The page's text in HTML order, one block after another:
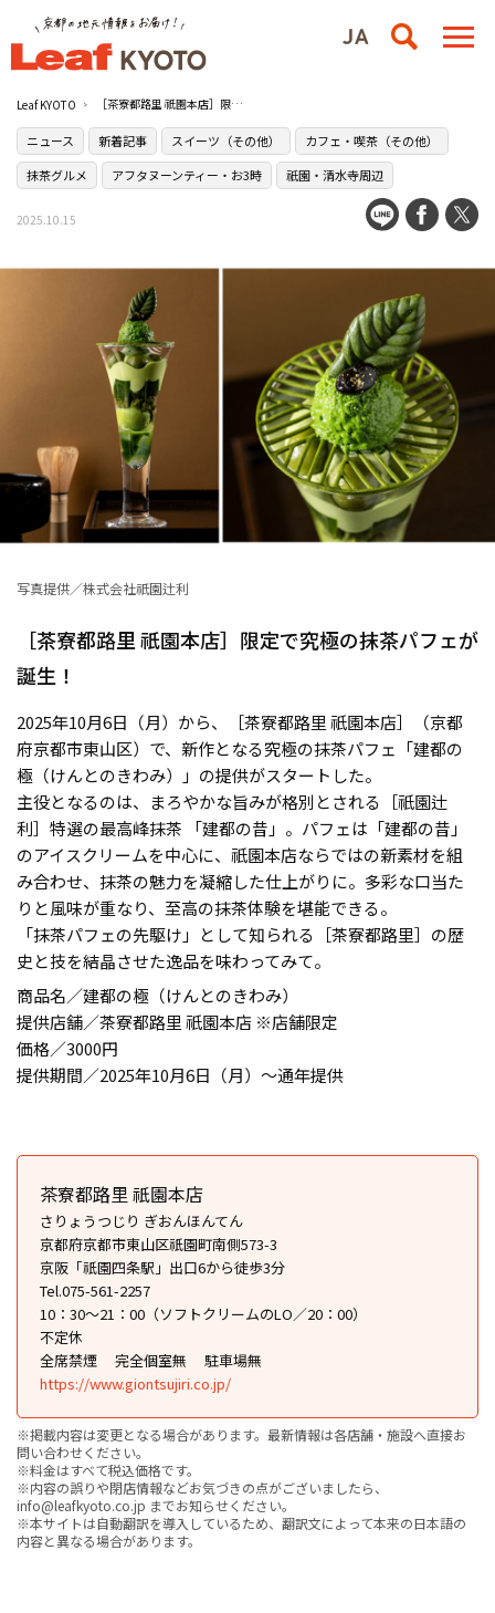
Leaf KYOTO ［茶寮都路里 祇園本店］限定で究極の抹茶パフェが誕生！
ニュース 新着記事 スイーツ（その他）
カフェ・喫茶（その他）
抹茶グルメ
アフタヌーンティー・お3時 祇園・清水寺周辺
2025.10.15
写真提供／株式会社祇園辻利
［茶寮都路里 祇園本店］限定で究極の抹茶パフェが
誕生！
2025年10月6日（月）から、［茶寮都路里 祇園本店］（京都
府京都市東山区）で、新作となる究極の抹茶パフェ「建都の
極（けんとのきわみ）」の提供がスタートした。
主役となるのは、まろやかな旨みが格別とされる［祇園辻
利］特選の最高峰抹茶 「建都の昔」。パフェは「建都の昔」
のアイスクリームを中心に、祇園本店ならではの新素材を組
み合わせ、抹茶の魅力を凝縮した仕上がりに。多彩な口当た
りと風味が重なり、至高の抹茶体験を堪能できる。
「抹茶パフェの先駆け」として知られる［茶寮都路里］の歴
史と技を結晶させた逸品を味わってみて。
商品名／建都の極（けんとのきわみ）
提供店舗／茶寮都路里 祇園本店 ※店舗限定
価格／3000円
提供期間／2025年10月6日（月）〜通年提供
茶寮都路里 祇園本店
さりょうつじり ぎおんほんてん
京都府京都市東山区祇園町南側573-3
京阪「祇園四条駅」出口6から徒歩3分
Tel.075-561-2257
10：30〜21：00（ソフトクリームのLO／20：00）
不定休
全席禁煙
完全個室無
駐車場無
https://www.giontsujiri.co.jp/
※掲載内容は変更となる場合があります。最新情報は各店舗・施設へ直接お
問い合わせください。
※料金はすべて税込価格です。
※内容の誤りや閉店情報などお気づきの点がございましたら、
info@leafkyoto.co.jp までお知らせください。
※本サイトは自動翻訳を導入しているため、翻訳文によって本来の日本語の
内容と異なる場合があります。